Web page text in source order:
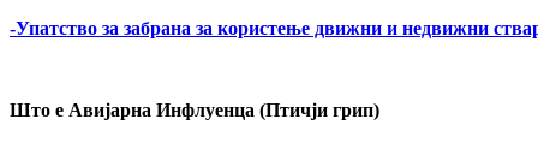
-Упатство за забрана за користење движни и недвижни
Што е Авијарна Инфлуенца (Птичји грип)